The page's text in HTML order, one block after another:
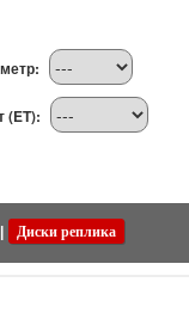
(ET):
Диски реплика